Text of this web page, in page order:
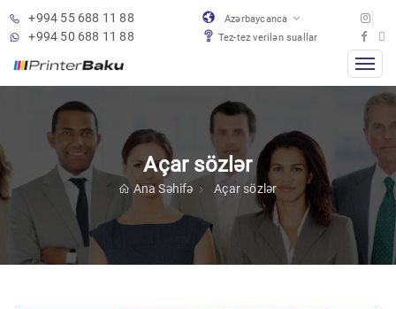
+994 55 688 11 88
+994 50 688 11 88
Azərbaycanca
Tez-tez verilən suallar
Açar sözlər
Ana Səhifə Açar sözlər